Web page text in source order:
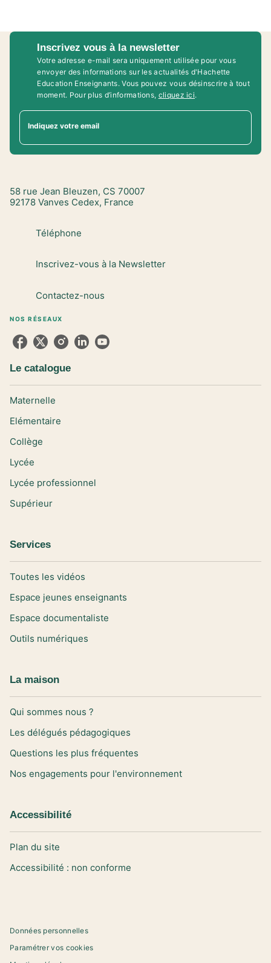
Inscrivez vous à la newsletter
Votre adresse e-mail sera uniquement utilisée pour vous
envoyer des informations sur les actualités d'Hachette
Education Enseignants. Vous pouvez vous désinscrire à tout
moment. Pour plus d’informations, cliquez ici.
Indiquez votre email
58 rue Jean Bleuzen, CS 70007
92178 Vanves Cedex, France
Téléphone
Inscrivez-vous à la Newsletter
Contactez-nous
NOS RÉSEAUX
Le catalogue
Maternelle
Elémentaire
Collège
Lycée
Lycée professionnel
Supérieur
Services
Toutes les vidéos
Espace jeunes enseignants
Espace documentaliste
Outils numériques
La maison
Qui sommes nous ?
Les délégués pédagogiques
Questions les plus fréquentes
Nos engagements pour l'environnement
Accessibilité
Plan du site
Accessibilité : non conforme
Données personnelles
Paramétrer vos cookies